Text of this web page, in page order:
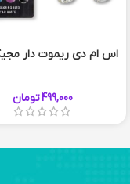
اس ام دی ریموت دار
499,000تومان